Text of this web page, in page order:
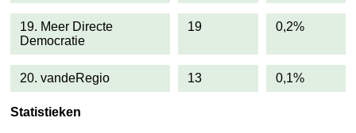
19. Meer Directe
Democratie
19 0,2%
20. vandeRegio 13 0,1%
Statistieken